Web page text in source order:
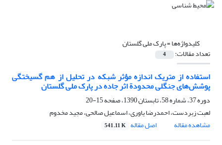
کلیدواژه‌ها =پارک ملی گلستان
تعداد مقالات: 4
استفاده از متریک اندازه مؤثر شبکه در تحلیل از هم گسیختگی
پوشش‌های جنگلی محدودة اثر جاده در پارک ملی گلستان
دوره 37، شماره 58، تابستان 1390، صفحه
15-20
لعبت زبردست، احمدرضا یاوری، اسماعیل صالحی، مجید مخدوم
مشاهده مقاله
اصل مقاله 541.11 K